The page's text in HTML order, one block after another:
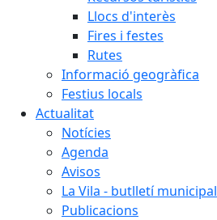
Llocs d'interès
Fires i festes
Rutes
Informació geogràfica
Festius locals
Actualitat
Notícies
Agenda
Avisos
La Vila - butlletí municipal
Publicacions